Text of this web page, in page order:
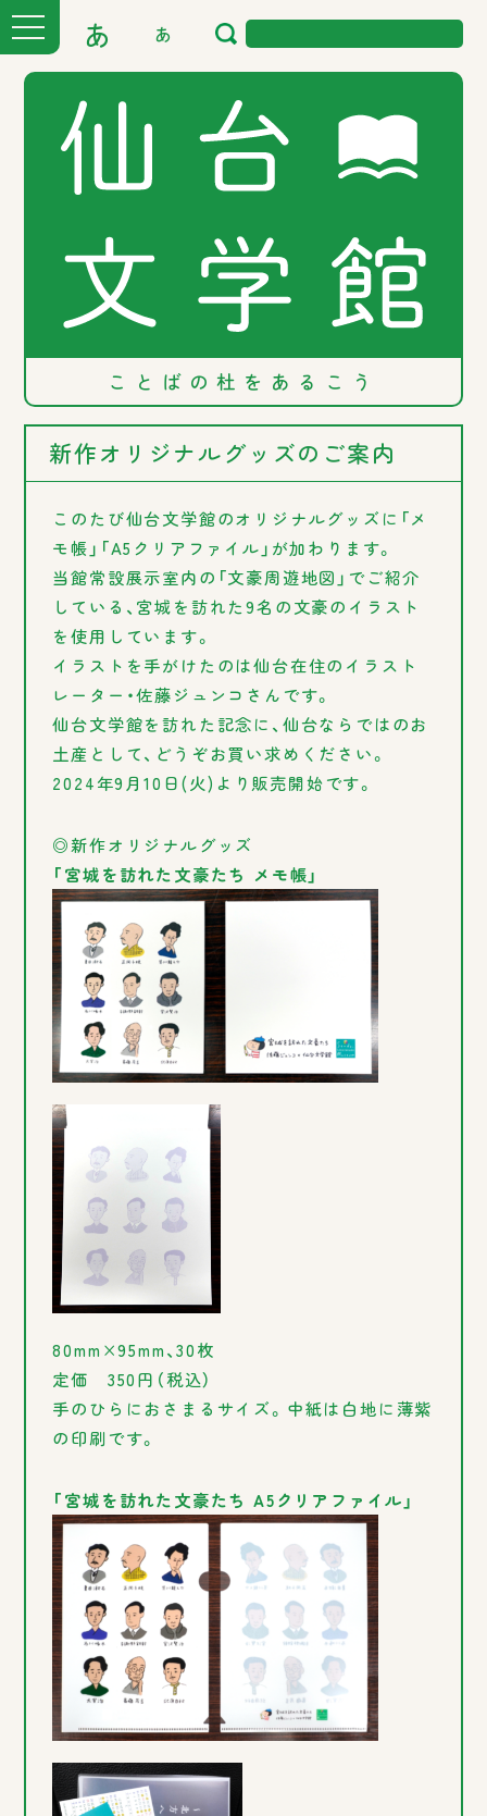
あ あ
ことばの 杜を あるこう
新作オリジナルグッズのご案内
このたび仙台文学館のオリジナルグッズに「メ
モ帳」「A5クリアファイル」が加わります。
当館常設展示室内の「文豪周遊地図」でご紹介
している、宮城を訪れた9名の文豪のイラスト
を使用しています。
イラストを手がけたのは仙台在住のイラスト
レーター・佐藤ジュンコさんです。
仙台文学館を訪れた記念に、仙台ならではのお
土産として、どうぞお買い求めください。
2024年9月10日(火)より販売開始です。
◎新作オリジナルグッズ
「宮城を訪れた文豪たち メモ帳」
80mm×95mm、30枚
定価 350円（税込）
手のひらにおさまるサイズ。中紙は白地に薄紫
の印刷です。
「宮城を訪れた文豪たち A5クリアファイル」